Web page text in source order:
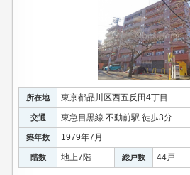
所在地 東京都品川区西五反田4丁目
交通 東急目黒線 不動前駅 徒歩3分
築年数 1979年7月
階数 地上7階 総戸数 44戸